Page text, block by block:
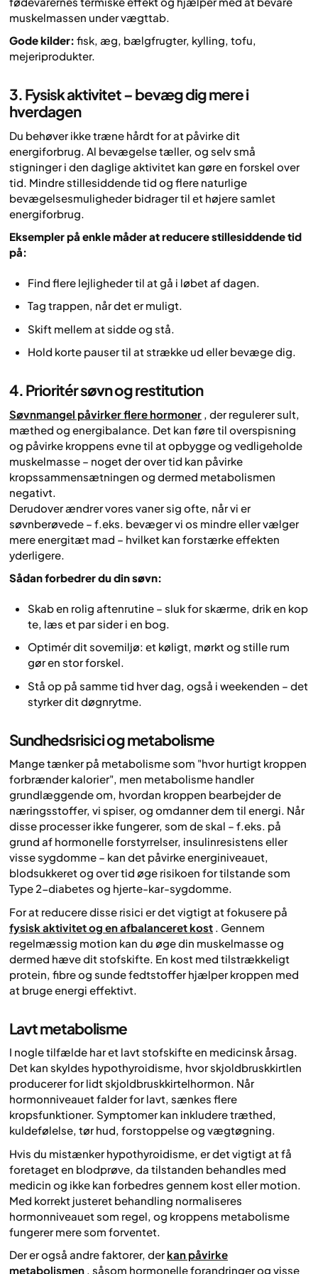
muskelmassen under vægttab.
Gode kilder: fisk, æg, bælgfrugter, kylling, tofu,
mejeriprodukter.
3. Fysisk aktivitet – bevæg dig mere i
hverdagen
Du behøver ikke træne hårdt for at påvirke dit
energiforbrug. Al bevægelse tæller, og selv små
stigninger i den daglige aktivitet kan gøre en forskel over
tid. Mindre stillesiddende tid og flere naturlige
bevægelsesmuligheder bidrager til et højere samlet
energiforbrug.
Eksempler på enkle måder at reducere stillesiddende tid
på:
Find flere lejligheder til at gå i løbet af dagen.
Tag trappen, når det er muligt.
Skift mellem at sidde og stå.
Hold korte pauser til at strække ud eller bevæge dig.
4. Prioritér søvn og restitution
Søvnmangel påvirker flere hormoner , der regulerer sult,
mæthed og energibalance. Det kan føre til overspisning
og påvirke kroppens evne til at opbygge og vedligeholde
muskelmasse – noget der over tid kan påvirke
kropssammensætningen og dermed metabolismen
negativt.
Derudover ændrer vores vaner sig ofte, når vi er
søvnberøvede – f.eks. bevæger vi os mindre eller vælger
mere energitæt mad – hvilket kan forstærke effekten
yderligere.
Sådan forbedrer du din søvn:
Skab en rolig aftenrutine – sluk for skærme, drik en kop
te, læs et par sider i en bog.
Optimér dit sovemiljø: et køligt, mørkt og stille rum
gør en stor forskel.
Stå op på samme tid hver dag, også i weekenden – det
styrker dit døgnrytme.
Sundhedsrisici og metabolisme
Mange tænker på metabolisme som "hvor hurtigt kroppen
forbrænder kalorier", men metabolisme handler
grundlæggende om, hvordan kroppen bearbejder de
næringsstoffer, vi spiser, og omdanner dem til energi. Når
disse processer ikke fungerer, som de skal – f.eks. på
grund af hormonelle forstyrrelser, insulinresistens eller
visse sygdomme – kan det påvirke energiniveauet,
blodsukkeret og over tid øge risikoen for tilstande som
Type 2-diabetes og hjerte-kar-sygdomme.
For at reducere disse risici er det vigtigt at fokusere på
fysisk aktivitet og en afbalanceret kost
. Gennem
regelmæssig motion kan du øge din muskelmasse og
dermed hæve dit stofskifte. En kost med tilstrækkeligt
protein, fibre og sunde fedtstoffer hjælper kroppen med
at bruge energi effektivt.
Lavt metabolisme
I nogle tilfælde har et lavt stofskifte en medicinsk årsag.
Det kan skyldes hypothyroidisme, hvor skjoldbruskkirtlen
producerer for lidt skjoldbruskkirtelhormon. Når
hormonniveauet falder for lavt, sænkes flere
kropsfunktioner. Symptomer kan inkludere træthed,
kuldefølelse, tør hud, forstoppelse og vægtøgning.
Hvis du mistænker hypothyroidisme, er det vigtigt at få
foretaget en blodprøve, da tilstanden behandles med
medicin og ikke kan forbedres gennem kost eller motion.
Med korrekt justeret behandling normaliseres
hormonniveauet som regel, og kroppens metabolisme
fungerer mere som forventet.
Der er også andre faktorer, derkan påvirke
metabolismen , såsom hormonelle forandringer og visse